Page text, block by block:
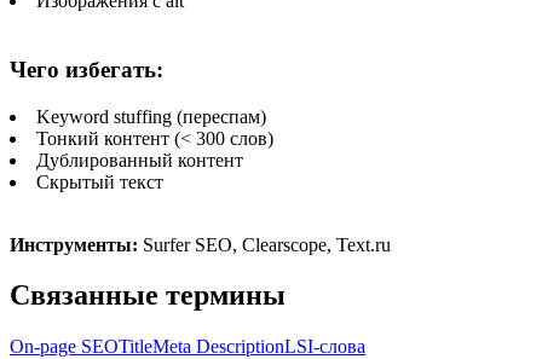
Чего избегать:
Keyword stuffing (переспам)
Тонкий контент (< 300 слов)
Дублированный контент
Скрытый текст
Инструменты: Surfer SEO, Clearscope, Text.ru
Связанные термины
On-page SEOTitleMeta DescriptionLSI-слова